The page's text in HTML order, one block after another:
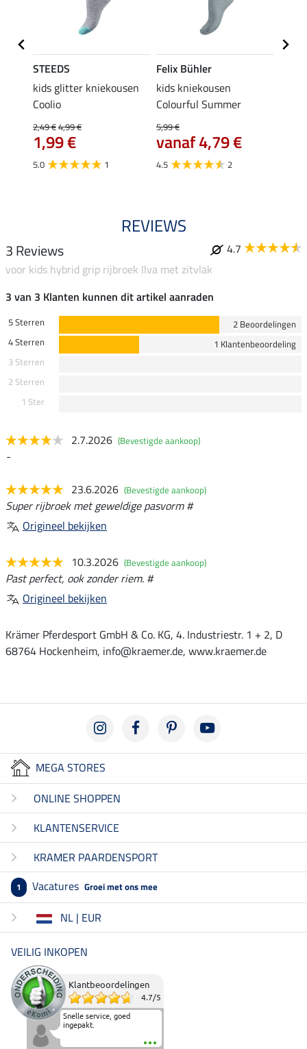
STEEDS
kids glitter kniekousen
Coolio
2,49 €4,99 €
1,99 €
5.0 1
Felix Bühler
kids kniekousen
Colourful Summer
5,99 €
vanaf 4,79 €
4.5 2
REVIEWS
3 Reviews
4.7
voor kids hybrid grip rijbroek Ilva met zitvlak
3 van 3 Klanten kunnen dit artikel aanraden
5 Sterren
2 Beoordelingen
4 Sterren
1 Klantenbeoordeling
3 Sterren
2 Sterren
1 Ster
2.7.2026 (Bevestigde aankoop)
-
23.6.2026 (Bevestigde aankoop)
Super rijbroek met geweldige pasvorm #
Origineel bekijken
10.3.2026 (Bevestigde aankoop)
Past perfect, ook zonder riem. #
Origineel bekijken
Krämer Pferdesport GmbH & Co. KG, 4. Industriestr. 1 + 2, D
68764 Hockenheim, info@kraemer.de, www.kraemer.de
MEGA STORES
ONLINE SHOPPEN
KLANTENSERVICE
KRAMER PAARDENSPORT
1 Vacatures Groei met ons mee
NL | EUR
VEILIG INKOPEN
Klantbeoordelingen
4.7/5
Snelle service, goed
ingepakt.